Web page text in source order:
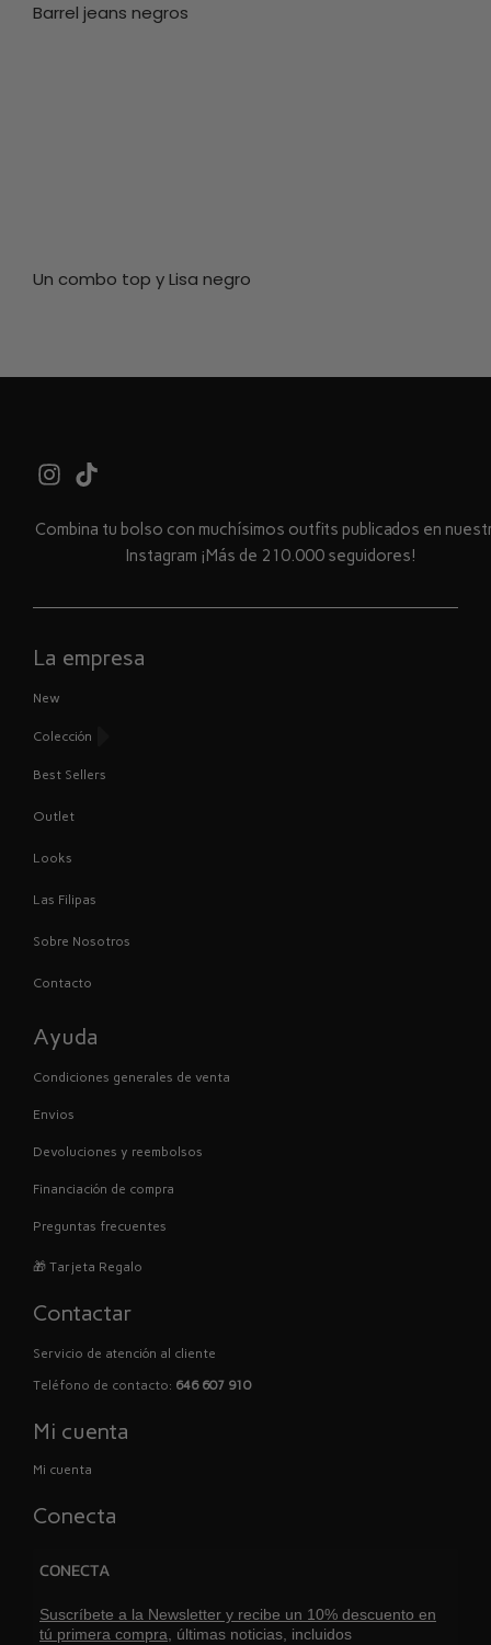
Barrel jeans negros
Un combo top y Lisa negro
Combina tu bolso con muchísimos outfits publicados en
Instagram ¡Más de 210.000 seguidores!
La empresa
New
Colección
Best Sellers
Outlet
Looks
Las Filipas
Sobre Nosotros
Contacto
Ayuda
Condiciones generales de venta
Envios
Devoluciones y reembolsos
Financiación de compra
Preguntas frecuentes
🎁 Tarjeta Regalo
Contactar
Servicio de atención al cliente
Teléfono de contacto: 646 607 910
Mi cuenta
Mi cuenta
Conecta
CONECTA
Suscríbete a la Newsletter y recibe un 10% descuento en
tú primera compra, últimas noticias, incluidos